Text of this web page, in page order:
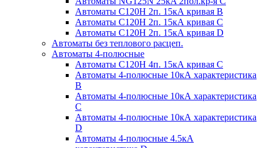
Автоматы С120H 2п. 15кА кривая B
Автоматы С120H 2п. 15кА кривая C
Автоматы С120H 2п. 15кА кривая D
Автоматы без теплового расцеп.
Автоматы 4-полюсные
Автоматы С120H 4п. 15кА кривая C
Автоматы 4-полюсные 10кА характеристика
B
Автоматы 4-полюсные 10кА характеристика
C
Автоматы 4-полюсные 10кА характеристика
D
Автоматы 4-полюсные 4.5кА